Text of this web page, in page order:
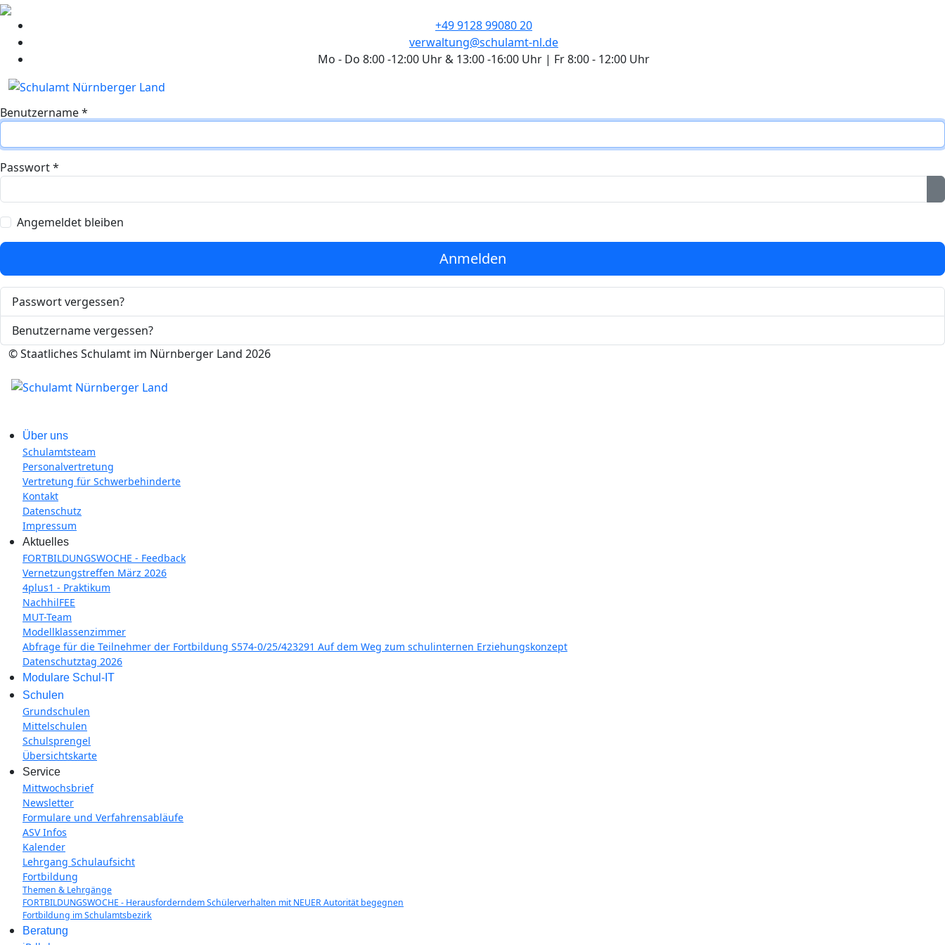
+49 9128 99080 20
verwaltung@schulamt-nl.de
Mo - Do 8:00 -12:00 Uhr & 13:00 -16:00 Uhr | Fr 8:00 - 12:00 Uhr
Benutzername*
Passwort*
Angemeldet bleiben
Anmelden
Passwort vergessen?
Benutzername vergessen?
© Staatliches Schulamt im Nürnberger Land 2026
Über uns
Schulamtsteam
Personalvertretung
Vertretung für Schwerbehinderte
Kontakt
Datenschutz
Impressum
Aktuelles
FORTBILDUNGSWOCHE - Feedback
Vernetzungstreffen März 2026
4plus1 - Praktikum
NachhilFEE
MUT-Team
Modellklassenzimmer
Abfrage für die Teilnehmer der Fortbildung S574-0/25/423291 Auf dem Weg zum schulinternen Erziehungskonzept
Datenschutztag 2026
Modulare Schul-IT
Schulen
Grundschulen
Mittelschulen
Schulsprengel
Übersichtskarte
Service
Mittwochsbrief
Newsletter
Formulare und Verfahrensabläufe
ASV Infos
Kalender
Lehrgang Schulaufsicht
Fortbildung
Themen & Lehrgänge
FORTBILDUNGSWOCHE - Herausforderndem Schülerverhalten mit NEUER Autorität begegnen
Fortbildung im Schulamtsbezirk
Beratung